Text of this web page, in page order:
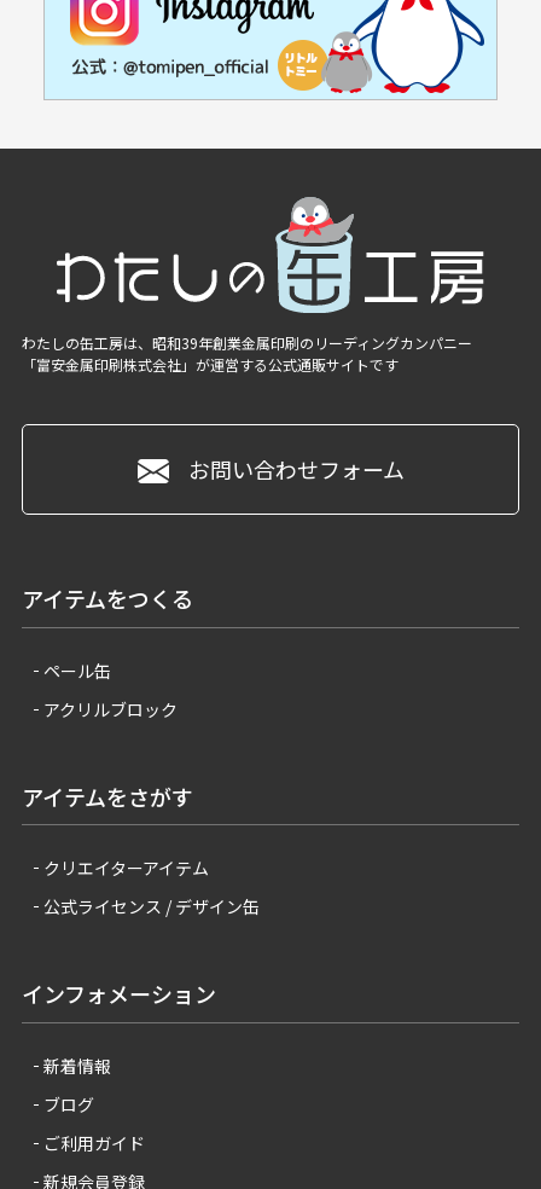
わたしの缶工房は、昭和39年創業金属印刷のリーディングカンパニー
「富安金属印刷株式会社」 が運営する公式通販サイトです
お問い合わせフォーム
アイテムをつくる
ペール缶
アクリルブロック
アイテムをさがす
クリエイターアイテム
公式ライセンス / デザイン缶
インフォメーション
新着情報
ブログ
ご利用ガイド
新規会員登録